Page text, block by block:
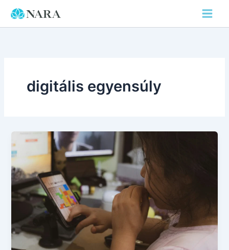
content
digitális egyensúly